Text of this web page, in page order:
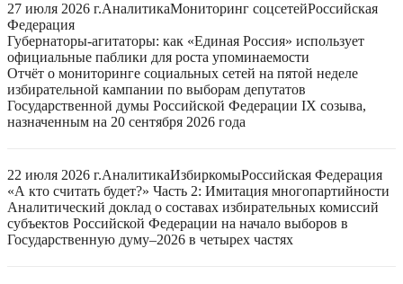
27 июля 2026 г.АналитикаМониторинг соцсетейРоссийская
Федерация
Губернаторы-агитаторы: как «Единая Россия» использует
официальные паблики для роста упоминаемости
Отчёт о мониторинге социальных сетей на пятой неделе
избирательной кампании по выборам депутатов
Государственной думы Российской Федерации IX созыва,
назначенным на 20 сентября 2026 года
22 июля 2026 г.АналитикаИзбиркомыРоссийская Федерация
«А кто считать будет?» Часть 2: Имитация многопартийности
Аналитический доклад о составах избирательных комиссий
субъектов Российской Федерации на начало выборов в
Государственную думу–2026 в четырех частях